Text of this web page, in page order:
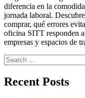
diferencia en la
jornada laboral.
comprar, qué errores
oficina SITT responden
empresas y espacios de
Search
for:
Recent Posts